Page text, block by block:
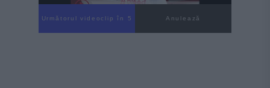
Următorul videoclip în 4 Anulează